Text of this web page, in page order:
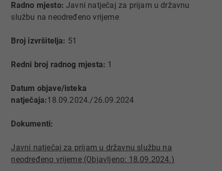
Radno mjesto:Javni natječaj za prijam u državnu
službu na neodređeno vrijeme
Broj izvršitelja: 51
Redni broj radnog mjesta: 1
Datum objave/isteka
natječaja:18.09.2024./26.09.2024
Dokumenti:
Javni natječaj za prijam u državnu službu na
neodređeno vrijeme (Objavljeno: 18.09.2024.)